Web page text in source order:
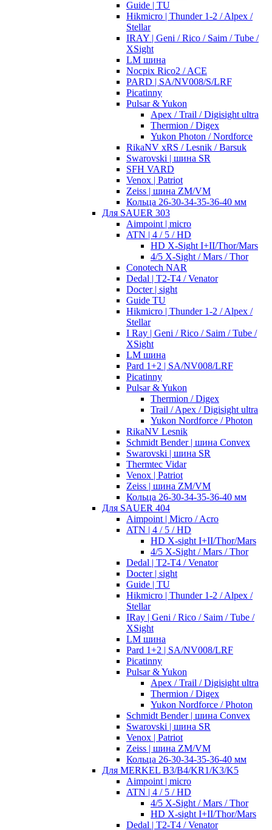
Guide | TU
Hikmicro | Thunder 1-2 / Alpex /
Stellar
IRAY | Geni / Rico / Saim / Tube /
XSight
LM шина
Nocpix Rico2 / ACE
PARD | SA/NV008/S/LRF
Picatinny
Pulsar & Yukon
Apex / Trail / Digisight ultra
Thermion / Digex
Yukon Photon / Nordforce
RikaNV xRS / Lesnik / Barsuk
Swarovski | шина SR
SFH VARD
Venox | Patriot
Zeiss | шина ZM/VM
Кольца 26-30-34-35-36-40 мм
Для SAUER 303
Aimpoint | micro
ATN | 4 / 5 / HD
HD X-Sight I+II/Thor/Mars
4/5 X-Sight / Mars / Thor
Conotech NAR
Dedal | T2-T4 / Venator
Docter | sight
Guide TU
Hikmicro | Thunder 1-2 / Alpex /
Stellar
I Ray | Geni / Rico / Saim / Tube /
XSight
LM шина
Pard 1+2 | SA/NV008/LRF
Picatinny
Pulsar & Yukon
Thermion / Digex
Trail / Apex / Digisight ultra
Yukon Nordforce / Photon
RikaNV Lesnik
Schmidt Bender | шина Convex
Swarovski | шина SR
Thermtec Vidar
Venox | Patriot
Zeiss | шина ZM/VM
Кольца 26-30-34-35-36-40 мм
Для SAUER 404
Aimpoint | Micro / Acro
ATN | 4 / 5 / HD
HD X-sight I+II/Thor/Mars
4/5 X-Sight / Mars / Thor
Dedal | T2-T4 / Venator
Docter | sight
Guide | TU
Hikmicro | Thunder 1-2 / Alpex /
Stellar
IRay | Geni / Rico / Saim / Tube /
XSight
LM шина
Pard 1+2 | SA/NV008/LRF
Picatinny
Pulsar & Yukon
Apex / Trail / Digisight ultra
Thermion / Digex
Yukon Nordforce / Photon
Schmidt Bender | шина Convex
Swarovski | шина SR
Venox | Patriot
Zeiss | шина ZM/VM
Кольца 26-30-34-35-36-40 мм
Для MERKEL B3/B4/KR1/K3/K5
Aimpoint | micro
ATN | 4 / 5 / HD
4/5 X-Sight / Mars / Thor
HD X-sight I+II/Thor/Mars
Dedal | T2-T4 / Venator